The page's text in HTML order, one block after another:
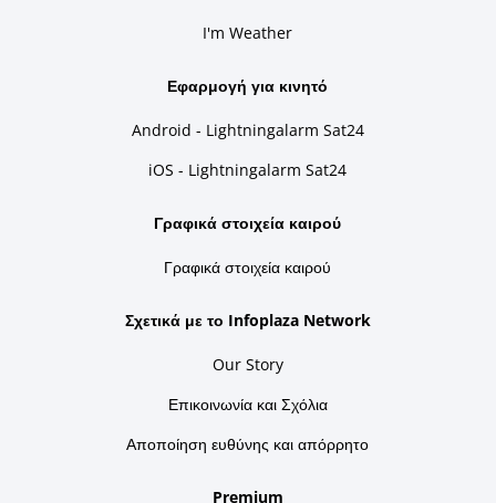
I'm Weather
Εφαρμογή για κινητό
Android - Lightningalarm Sat24
iOS - Lightningalarm Sat24
Γραφικά στοιχεία καιρού
Γραφικά στοιχεία καιρού
Σχετικά με το Infoplaza Network
Our Story
Επικοινωνία και Σχόλια
Αποποίηση ευθύνης και απόρρητο
Premium